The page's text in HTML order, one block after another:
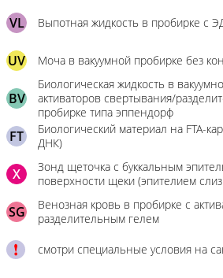
VL Выпотная жидкость в пробирке с
UV Моча в вакуумной пробирке без
BV
Биологическая жидкость в
активаторов свертывания/
пробирке типа эппендорф
FT
Биологический материал на FTA-
ДНК)
X
Зонд щеточка с буккальным
поверхности щеки (эпителием
SG
Венозная кровь в пробирке с
разделительным гелем
смотри специальные условия на